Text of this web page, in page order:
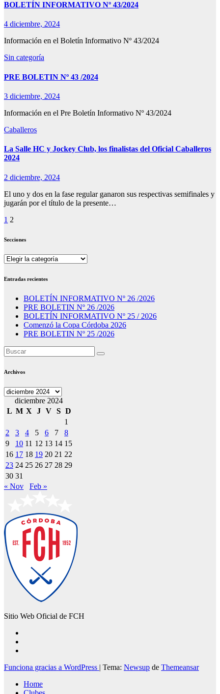
BOLETÍN INFORMATIVO Nº 43/2024
4 diciembre, 2024
Información en el Boletín Informativo Nº 43/2024
Sin categoría
PRE BOLETIN Nº 43 /2024
3 diciembre, 2024
Información en el Pre Boletín Informativo Nº 43/2024
Caballeros
La Salle HC y Jockey Club, los finalistas del Oficial Caballeros
2024
2 diciembre, 2024
El uno y dos en la fase regular ganaron sus respectivas semifinales y
jugarán por el título de la presente…
Paginación
de
1 2
Secciones
Secciones
Entradas recientes
BOLETÍN INFORMATIVO Nº 26 /2026
PRE BOLETIN Nº 26 /2026
BOLETÍN INFORMATIVO Nº 25 / 2026
Comenzó la Copa Córdoba 2026
PRE BOLETIN Nº 25 /2026
Archivos
Archivos
diciembre 2024
L M X J V S D
1
2
3 4 5 6 7
8
9
10 11 12 13 14 15
16 17 18 19 20 21 22
23 24 25 26 27 28 29
30 31
« Nov
Feb »
Sitio Web Oficial de FCH
Funciona gracias a WordPress | Tema: Newsup de Themeansar
Home